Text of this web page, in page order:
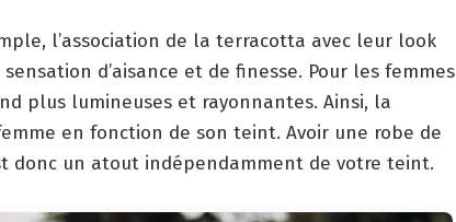
l’association de la terracotta avec leur look
d’aisance et de finesse. Pour les femmes
plus lumineuses et rayonnantes. Ainsi, la
en fonction de son teint. Avoir une robe de
donc un atout indépendamment de votre teint.